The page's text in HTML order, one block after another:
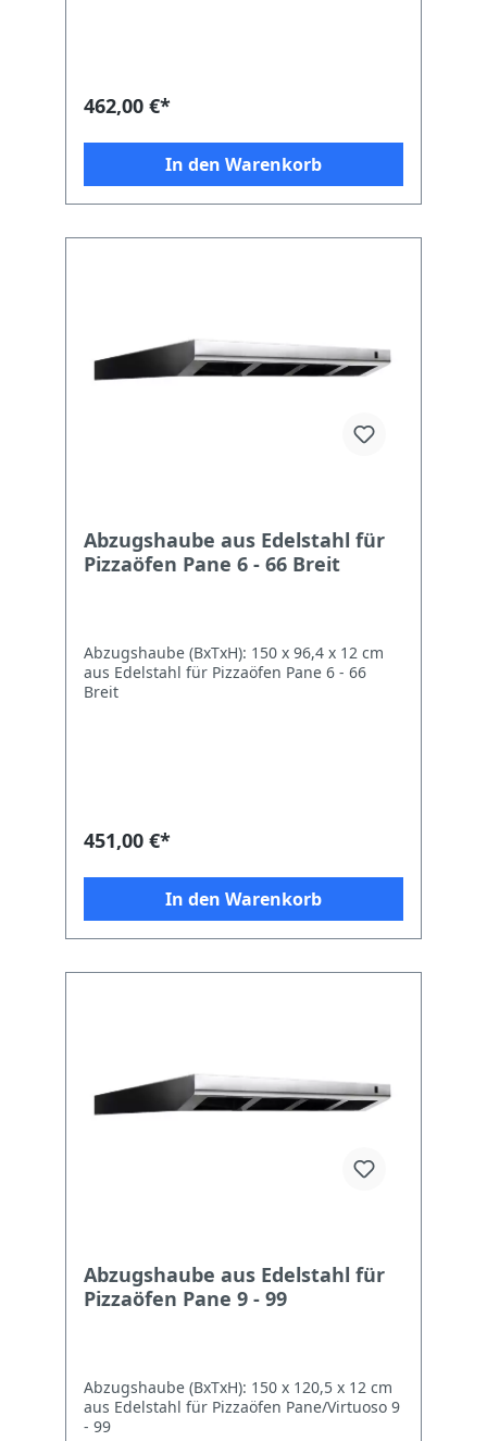
462,00 €*
In den Warenkorb
Abzugshaube aus Edelstahl für
Pizzaöfen Pane 6 - 66 Breit
Abzugshaube (BxTxH): 150 x 96,4 x 12 cm
aus Edelstahl für Pizzaöfen Pane 6 - 66
Breit
451,00 €*
In den Warenkorb
Abzugshaube aus Edelstahl für
Pizzaöfen Pane 9 - 99
Abzugshaube (BxTxH): 150 x 120,5 x 12 cm
aus Edelstahl für Pizzaöfen Pane/Virtuoso 9
- 99